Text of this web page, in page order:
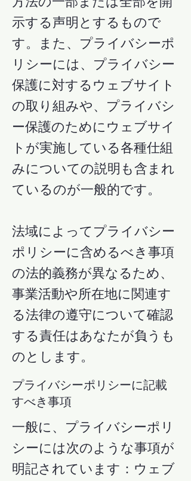
示する声明とするもので
す。また、プライバシーポ
リシーには、プライバシー
保護に対するウェブサイト
の取り組みや、プライバシ
ー保護のためにウェブサイ
トが実施している各種仕組
みについての説明も含まれ
ているのが一般的です。
法域によってプライバシー
ポリシーに含めるべき事項
の法的義務が異なるため、
事業活動や所在地に関連す
る法律の遵守について確認
する責任はあなたが負うも
のとします。
プライバシーポリシーに記載
すべき事項
一般に、プライバシーポリ
シーには次のような事項が
明記されています：ウェブ